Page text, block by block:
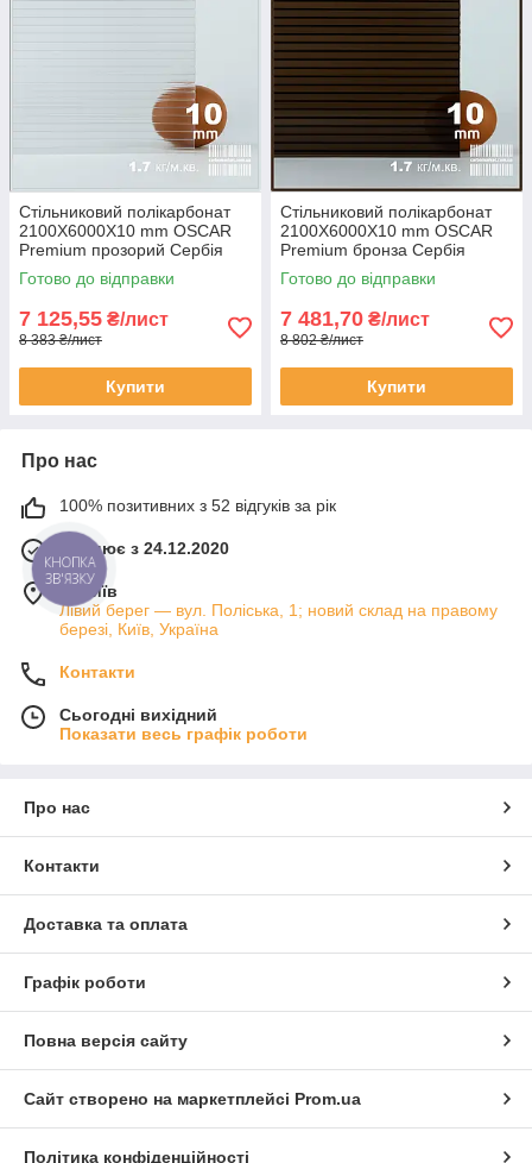
Стільниковий полікарбонат
2100Х6000Х10 mm OSCAR
Premium прозорий Сербія
Готово до відправки
7 125,55 ₴/лист
8 383 ₴/лист
Купити
Стільниковий полікарбонат
2100Х6000Х10 mm OSCAR
Premium бронза Сербія
Готово до відправки
7 481,70 ₴/лист
8 802 ₴/лист
Купити
Про нас
100% позитивних з 52 відгуків за рік
Працює з 24.12.2020
м. Київ
Лівий берег — вул. Поліська, 1; новий склад на правому
березі, Київ, Україна
Контакти
Сьогодні вихідний
Показати весь графік роботи
Про нас
Контакти
Доставка та оплата
Графік роботи
Повна версія сайту
Сайт створено на маркетплейсі Prom.ua
Політика конфіденційності
КНОПКА
ЗВ'ЯЗКУ